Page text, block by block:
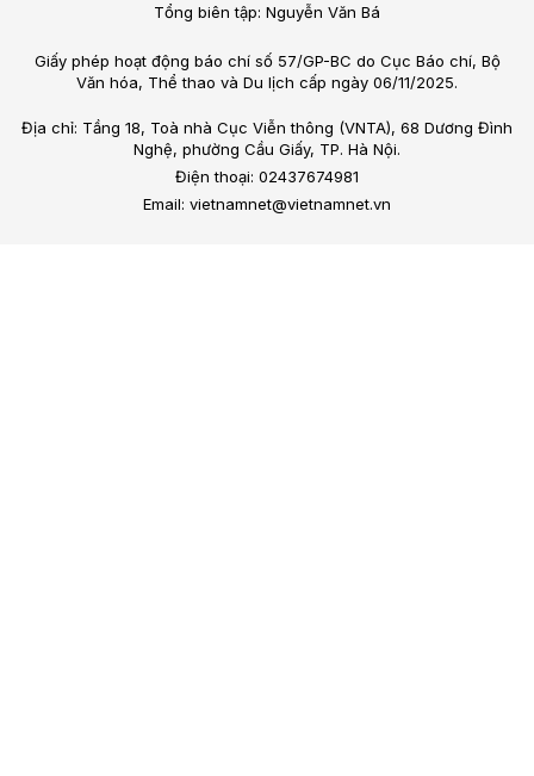
Tổng biên tập: Nguyễn Văn Bá
Giấy phép hoạt động báo chí số 57/GP-BC do Cục Báo chí, Bộ
Văn hóa, Thể thao và Du lịch cấp ngày 06/11/2025.
Địa chỉ: Tầng 18, Toà nhà Cục Viễn thông (VNTA), 68 Dương Đình
Nghệ, phường Cầu Giấy, TP. Hà Nội.
Điện thoại: 02437674981
Email: vietnamnet@vietnamnet.vn